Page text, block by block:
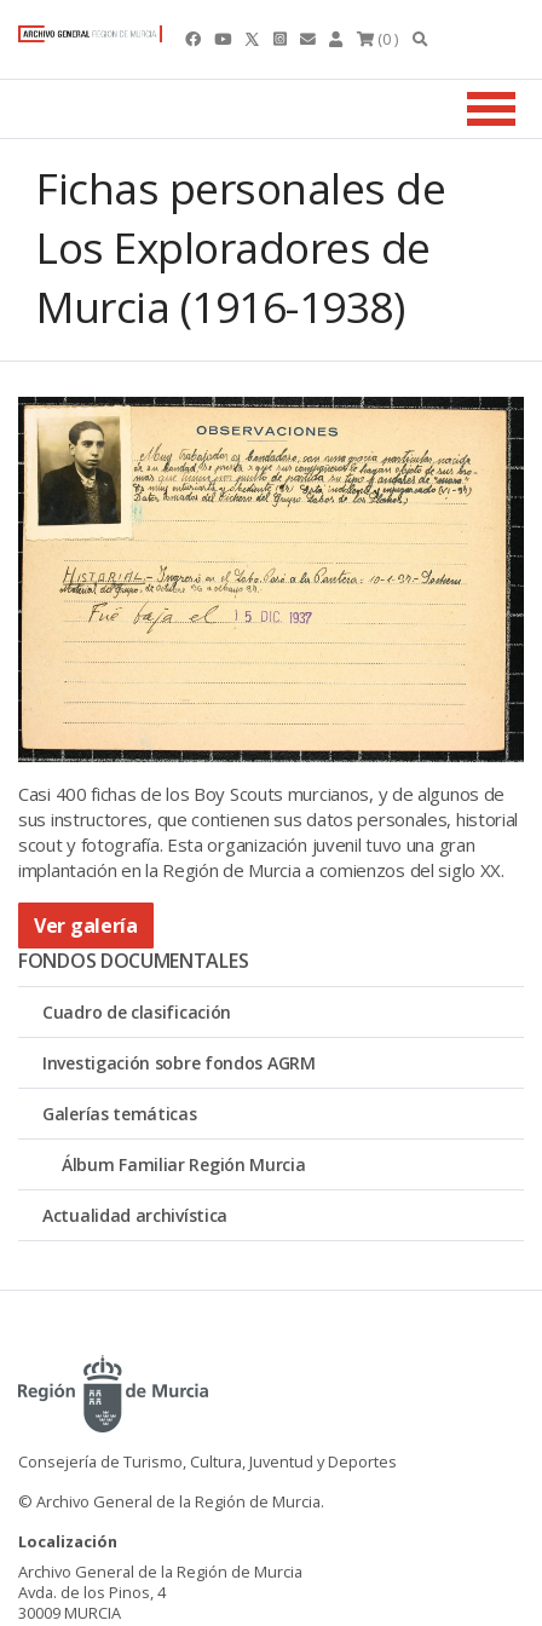
(0 )
Fichas personales de
Los Exploradores de
Murcia (1916-1938)
Casi 400 fichas de los Boy Scouts murcianos, y de algunos de
sus instructores, que contienen sus datos personales, historial
scout y fotografía. Esta organización juvenil tuvo una gran
implantación en la Región de Murcia a comienzos del siglo XX.
Ver galería
FONDOS DOCUMENTALES
Cuadro de clasificación
Investigación sobre fondos AGRM
Galerías temáticas
Álbum Familiar Región Murcia
Actualidad archivística
Consejería de Turismo, Cultura, Juventud y Deportes
© Archivo General de la Región de Murcia.
Localización
Archivo General de la Región de Murcia
Avda. de los Pinos, 4
30009 MURCIA